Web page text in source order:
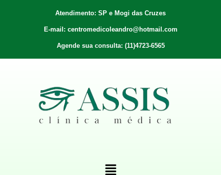
Atendimento: SP e Mogi das Cruzes
E-mail: centromedicoleandro@hotmail.com
Agende sua consulta: (11)4723-6565